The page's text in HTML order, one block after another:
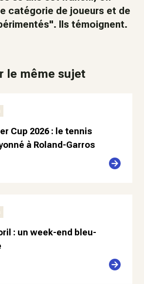
catégorie de joueurs et de
Ils témoignent.
le même sujet
Cup 2026 : le tennis
à Roland-Garros
: un week-end bleu-